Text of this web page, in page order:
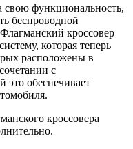
свою функциональность,
беспроводной
кроссовер
которая теперь
расположены в
с
это обеспечивает
кроссовера